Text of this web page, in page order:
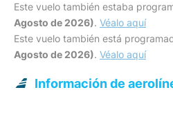
Este vuelo también estaba
Agosto de 2026). Véalo aquí
Este vuelo también está
Agosto de 2026). Véalo aquí
Información de